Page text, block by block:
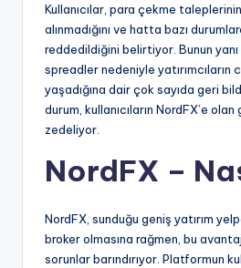
Kullanıcılar, para çekme
alınmadığını ve hatta bazı
reddedildiğini belirtiyor. Bunun yanı
spreadler nedeniyle yatırımcıların
yaşadığına dair çok sayıda geri
durum, kullanıcıların NordFX’e
zedeliyor.
NordFX –
NordFX, sunduğu geniş yatırım
broker olmasına rağmen, bu
sorunlar barındırıyor. Platformun